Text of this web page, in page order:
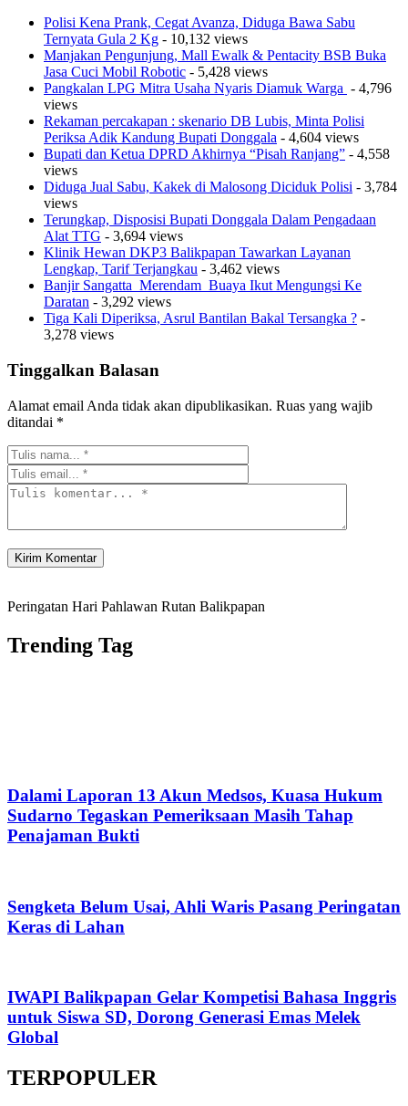
Polisi Kena Prank, Cegat Avanza, Diduga Bawa Sabu
Ternyata Gula 2 Kg - 10,132 views
Manjakan Pengunjung, Mall Ewalk & Pentacity BSB Buka
Jasa Cuci Mobil Robotic - 5,428 views
Pangkalan LPG Mitra Usaha Nyaris Diamuk Warga - 4,796
views
Rekaman percakapan : skenario DB Lubis, Minta Polisi
Periksa Adik Kandung Bupati Donggala - 4,604 views
Bupati dan Ketua DPRD Akhirnya “Pisah Ranjang” - 4,558
views
Diduga Jual Sabu, Kakek di Malosong Diciduk Polisi - 3,784
views
Terungkap, Disposisi Bupati Donggala Dalam Pengadaan
Alat TTG - 3,694 views
Klinik Hewan DKP3 Balikpapan Tawarkan Layanan
Lengkap, Tarif Terjangkau - 3,462 views
Banjir Sangatta Merendam Buaya Ikut Mengungsi Ke
Daratan - 3,292 views
Tiga Kali Diperiksa, Asrul Bantilan Bakal Tersangka ? -
3,278 views
Tinggalkan Balasan
Alamat email Anda tidak akan dipublikasikan. Ruas yang wajib
ditandai *
Peringatan Hari Pahlawan Rutan Balikpapan
Trending Tag
Dalami Laporan 13 Akun Medsos, Kuasa Hukum
Sudarno Tegaskan Pemeriksaan Masih Tahap
Penajaman Bukti
Sengketa Belum Usai, Ahli Waris Pasang Peringatan
Keras di Lahan
IWAPI Balikpapan Gelar Kompetisi Bahasa Inggris
untuk Siswa SD, Dorong Generasi Emas Melek
Global
TERPOPULER